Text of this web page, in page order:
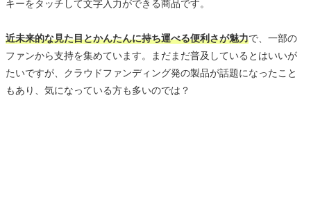
キーをタッチして文字入力ができる商品です。
近未来的な見た目とかんたんに持ち運べる便利さが魅力で、一部の
ファンから支持を集めています。まだまだ普及しているとはいいが
たいですが、クラウドファンディング発の製品が話題になったこと
もあり、気になっている方も多いのでは？